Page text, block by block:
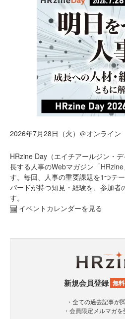
2026年7月28日（火）＠オンライン
HRzine Day（エイチアールジン・
長する人事のWebマガジン「
す。毎回、人事の重要課題を1つテ
パードが持つ知見・経験を、参加者
す。
イベントカレンダーを見る
新規会員登録 無料
・全ての過去記事が
・会員限定メルマガ